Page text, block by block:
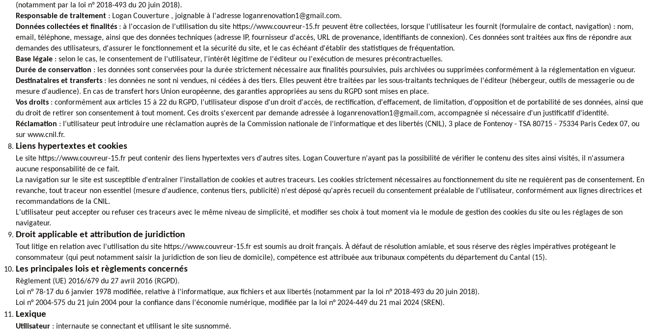
(notamment par la loi n° 2018-493 du 20 juin 2018).
Responsable de traitement : Logan Couverture , joignable à l'adresse loganrenovation1@gmail.com.
Données collectées et finalités : à l'occasion de l'utilisation du site https://www.couvreur-15.fr peuvent être collectées, lorsque l'utilisateur les fournit (formulaire de contact, navigation) : nom,
email, téléphone, message, ainsi que des données techniques (adresse IP, fournisseur d'accès, URL de provenance, identifiants de connexion). Ces données sont traitées aux fins de répondre aux
demandes des utilisateurs, d'assurer le fonctionnement et la sécurité du site, et le cas échéant d'établir des statistiques de fréquentation.
Base légale : selon le cas, le consentement de l'utilisateur, l'intérêt légitime de l'éditeur ou l'exécution de mesures précontractuelles.
Durée de conservation : les données sont conservées pour la durée strictement nécessaire aux finalités poursuivies, puis archivées ou supprimées conformément à la réglementation en vigueur.
Destinataires et transferts : les données ne sont ni vendues, ni cédées à des tiers. Elles peuvent être traitées par les sous-traitants techniques de l'éditeur (hébergeur, outils de messagerie ou de
mesure d'audience). En cas de transfert hors Union européenne, des garanties appropriées au sens du RGPD sont mises en place.
Vos droits : conformément aux articles 15 à 22 du RGPD, l'utilisateur dispose d'un droit d'accès, de rectification, d'effacement, de limitation, d'opposition et de portabilité de ses données, ainsi que
du droit de retirer son consentement à tout moment. Ces droits s'exercent par demande adressée à loganrenovation1@gmail.com, accompagnée si nécessaire d'un justificatif d'identité.
Réclamation : l'utilisateur peut introduire une réclamation auprès de la Commission nationale de l'informatique et des libertés (CNIL), 3 place de Fontenoy - TSA 80715 - 75334 Paris Cedex 07, ou
sur www.cnil.fr.
Liens hypertextes et cookies
Le site https://www.couvreur-15.fr peut contenir des liens hypertextes vers d'autres sites. Logan Couverture n'ayant pas la possibilité de vérifier le contenu des sites ainsi visités, il n'assumera
aucune responsabilité de ce fait.
La navigation sur le site est susceptible d'entraîner l'installation de cookies et autres traceurs. Les cookies strictement nécessaires au fonctionnement du site ne requièrent pas de consentement. En
revanche, tout traceur non essentiel (mesure d'audience, contenus tiers, publicité) n'est déposé qu'après recueil du consentement préalable de l'utilisateur, conformément aux lignes directrices et
recommandations de la CNIL.
L'utilisateur peut accepter ou refuser ces traceurs avec le même niveau de simplicité, et modifier ses choix à tout moment via le module de gestion des cookies du site ou les réglages de son
navigateur.
Droit applicable et attribution de juridiction
Tout litige en relation avec l'utilisation du site https://www.couvreur-15.fr est soumis au droit français. À défaut de résolution amiable, et sous réserve des règles impératives protégeant le
consommateur (qui peut notamment saisir la juridiction de son lieu de domicile), compétence est attribuée aux tribunaux compétents du département du Cantal (15).
Les principales lois et règlements concernés
Règlement (UE) 2016/679 du 27 avril 2016 (RGPD).
Loi n° 78-17 du 6 janvier 1978 modifiée, relative à l'informatique, aux fichiers et aux libertés (notamment par la loi n° 2018-493 du 20 juin 2018).
Loi n° 2004-575 du 21 juin 2004 pour la confiance dans l'économie numérique, modifiée par la loi n° 2024-449 du 21 mai 2024 (SREN).
Lexique
Utilisateur : internaute se connectant et utilisant le site susnommé.